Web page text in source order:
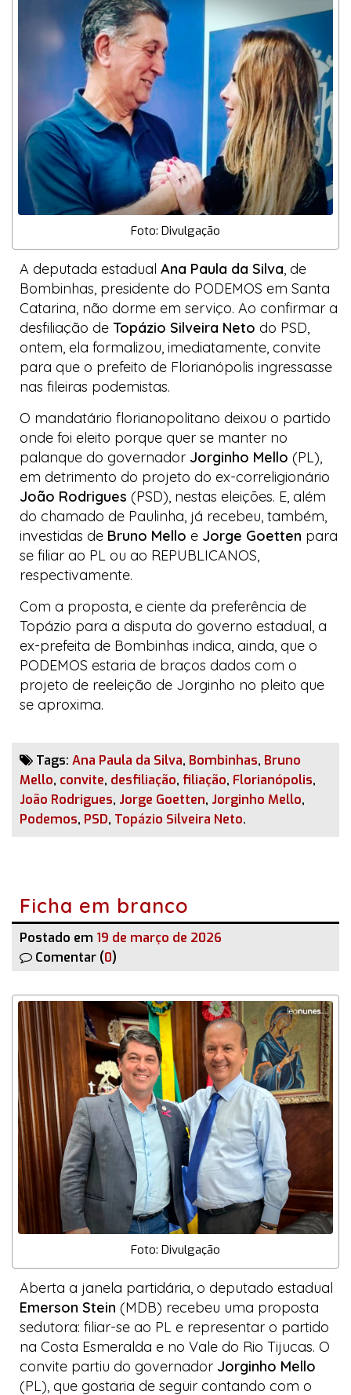
Foto: Divulgação
A deputada estadual Ana Paula da Silva, de
Bombinhas, presidente do PODEMOS em Santa
Catarina, não dorme em serviço. Ao confirmar a
desfiliação de Topázio Silveira Neto do PSD,
ontem, ela formalizou, imediatamente, convite
para que o prefeito de Florianópolis ingressasse
nas fileiras podemistas.
O mandatário florianopolitano deixou o partido
onde foi eleito porque quer se manter no
palanque do governador Jorginho Mello (PL),
em detrimento do projeto do ex-correligionário
João Rodrigues (PSD), nestas eleições. E, além
do chamado de Paulinha, já recebeu, também,
investidas de Bruno Mello e Jorge Goetten para
se filiar ao PL ou ao REPUBLICANOS,
respectivamente.
Com a proposta, e ciente da preferência de
Topázio para a disputa do governo estadual, a
ex-prefeita de Bombinhas indica, ainda, que o
PODEMOS estaria de braços dados com o
projeto de reeleição de Jorginho no pleito que
se aproxima.
Tags: Ana Paula da Silva, Bombinhas, Bruno
Mello, convite, desfiliação, filiação, Florianópolis,
João Rodrigues, Jorge Goetten, Jorginho Mello,
Podemos, PSD, Topázio Silveira Neto.
Ficha em branco
Postado em 19 de março de 2026
Comentar (0)
Foto: Divulgação
Aberta a janela partidária, o deputado estadual
Emerson Stein (MDB) recebeu uma proposta
sedutora: filiar-se ao PL e representar o partido
na Costa Esmeralda e no Vale do Rio Tijucas. O
convite partiu do governador Jorginho Mello
(PL), que gostaria de seguir contando com o